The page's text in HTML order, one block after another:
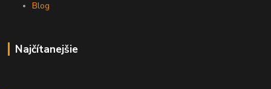
Blog
Najčítanejšie